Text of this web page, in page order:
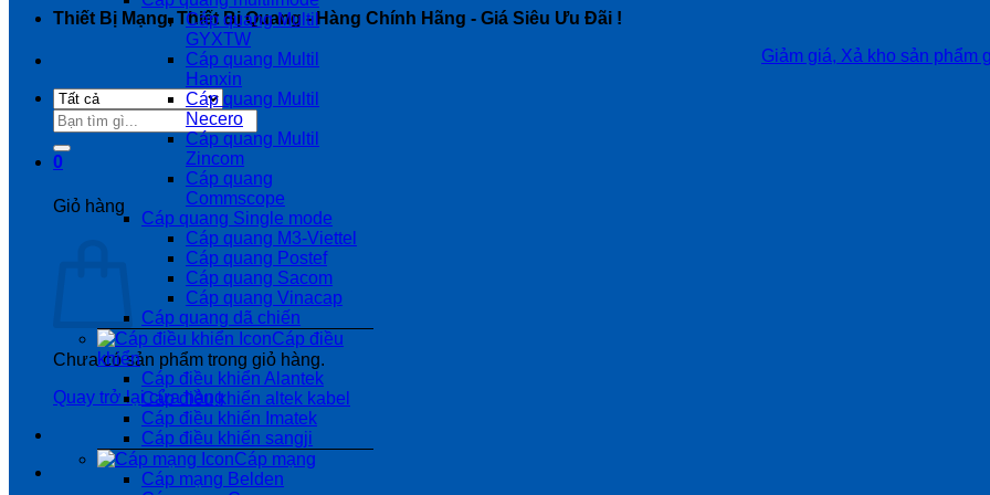
Thiết Bị Mạng, Thiết Bị Quang - Hàng Chính Hãng - Giá Siêu Ưu Đãi !
Giảm giá, Xả kho sản phẩm giá
Tìm
kiếm:
0
Giỏ hàng
Chưa có sản phẩm trong giỏ hàng.
Quay trở lại cửa hàng
Cáp quang Multil
GYXTW
Cáp quang Multil
Hanxin
Cáp quang Multil
Necero
Cáp quang Multil
Zincom
Cáp quang
Commscope
Cáp quang Single mode
Cáp quang M3-Viettel
Cáp quang Postef
Cáp quang Sacom
Cáp quang Vinacap
Cáp quang dã chiến
Cáp điều
khiển
Cáp điều khiển Alantek
Cáp điều khiển altek kabel
Cáp điều khiển Imatek
Cáp điều khiển sangji
Cáp mạng
Cáp mạng Belden